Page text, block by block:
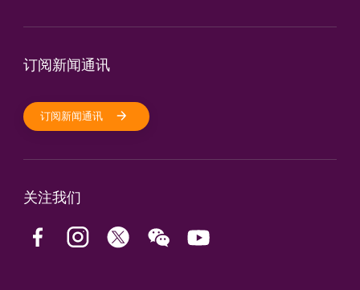
订阅新闻通讯
订阅新闻通讯
关注我们